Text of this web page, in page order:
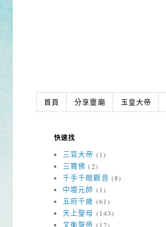
首頁 分享靈廟 玉皇大帝
快速找
三官大帝 (1)
三寶佛 (2)
千手千眼觀音 (8)
中壇元帥 (1)
五府千歲 (61)
天上聖母 (143)
文衡聖帝 (12)